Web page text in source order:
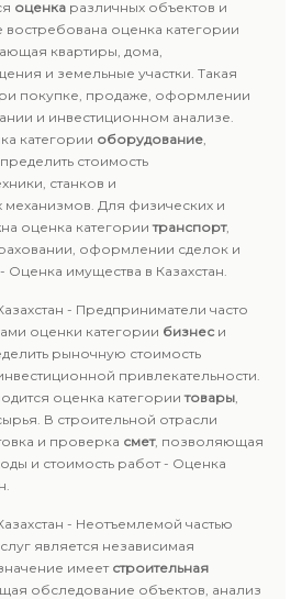
оценка различных объектов и
оценка категории
квартиры, дома,
и земельные участки. Такая
покупке, продаже, оформлении
и инвестиционном анализе.
категории оборудование,
стоимость
станков и
Для физических и
оценка категориитранспорт,
оформлении сделок и
имущества в Казахстан.
- Предприниматели часто
оценки категории бизнес и
рыночную стоимость
привлекательности.
оценка категориитовары,
В строительной отрасли
и проверка смет, позволяющая
и стоимость работ - Оценка
- Неотъемлемой частью
является независимая
имеетстроительная
обследование объектов, анализ